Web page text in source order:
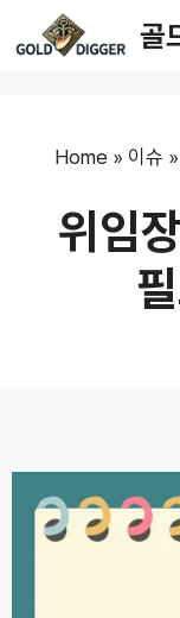
to
골
Home » 이슈 »
위임